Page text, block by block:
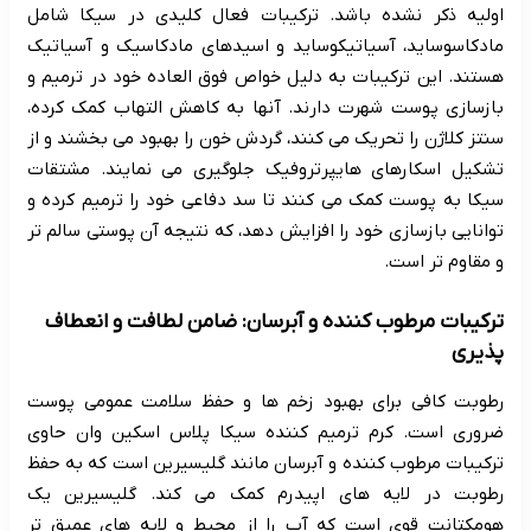
اولیه ذکر نشده باشد. ترکیبات فعال کلیدی در سیکا شامل
مادکاسوساید، آسیاتیکوساید و اسیدهای مادکاسیک و آسیاتیک
هستند. این ترکیبات به دلیل خواص فوق العاده خود در ترمیم و
بازسازی پوست شهرت دارند. آنها به کاهش التهاب کمک کرده،
سنتز کلاژن را تحریک می کنند، گردش خون را بهبود می بخشند و از
تشکیل اسکارهای هایپرتروفیک جلوگیری می نمایند. مشتقات
سیکا به پوست کمک می کنند تا سد دفاعی خود را ترمیم کرده و
توانایی بازسازی خود را افزایش دهد، که نتیجه آن پوستی سالم تر
و مقاوم تر است.
ترکیبات مرطوب کننده و آبرسان: ضامن لطافت و انعطاف
پذیری
رطوبت کافی برای بهبود زخم ها و حفظ سلامت عمومی پوست
ضروری است. کرم ترمیم کننده سیکا پلاس اسکین وان حاوی
ترکیبات مرطوب کننده و آبرسان مانند گلیسیرین است که به حفظ
رطوبت در لایه های اپیدرم کمک می کند. گلیسیرین یک
هومکتانت قوی است که آب را از محیط و لایه های عمیق تر